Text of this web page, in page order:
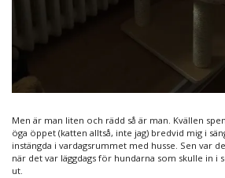
Men är man liten och rädd så är man. Kvällen
öga öppet (katten alltså, inte jag) bredvid mig i
instängda i vardagsrummet med husse. Sen var
när det var läggdags för hundarna som skulle in i
ut.